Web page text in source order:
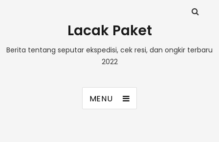
Lacak Paket
Berita tentang seputar ekspedisi, cek resi, dan ongkir terbaru
2022
MENU